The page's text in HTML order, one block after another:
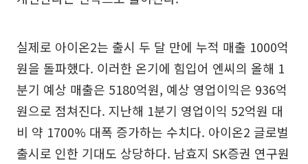
실제로 아이온2는 출시 두 달 만에 누적 매출 1000억
원을 돌파했다. 이러한 온기에 힘입어 엔씨의 올해 1
분기 예상 매출은 5180억원, 예상 영업이익은 936억
원으로 점쳐진다. 지난해 1분기 영업이익 52억원 대
비 약 1700% 대폭 증가하는 수치다. 아이온2 글로벌
출시로 인한 기대도 상당하다. 남효지 SK증권 연구원